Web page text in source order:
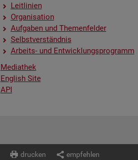
Leit­li­ni­en
Or­ga­ni­sa­ti­on
Auf­ga­ben und The­men­fel­der
Selbst­ver­ständ­nis
Ar­beits- und Ent­wick­lungs­pro­gramm
Me­dia­thek
English Site
API
drucken empfehlen